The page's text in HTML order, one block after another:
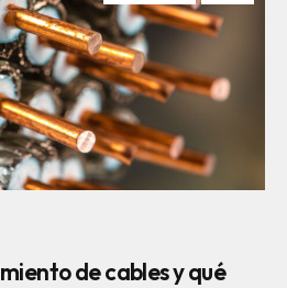
de cables y qué